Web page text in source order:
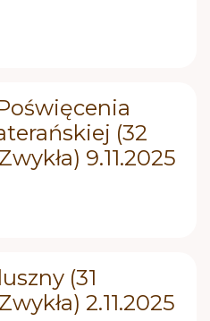
(32
9.11.2025
(31
2.11.2025